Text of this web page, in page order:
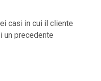
casi in cui il cliente
un precedente